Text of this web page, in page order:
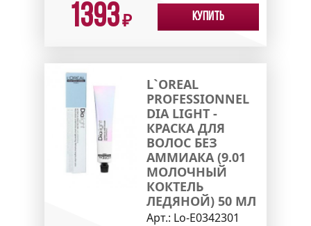
1393₽ Купить
L`OREAL
PROFESSIONNEL
DIA LIGHT -
КРАСКА ДЛЯ
ВОЛОС БЕЗ
АММИАКА (9.01
МОЛОЧНЫЙ
КОКТЕЛЬ
ЛЕДЯНОЙ) 50 МЛ
Арт.: Lo-E0342301